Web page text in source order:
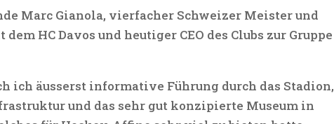
Marc Gianola, vierfacher Schweizer Meister und
HC Davos und heutiger CEO des Clubs zur Gruppe
ich äusserst informative Führung durch das Stadion,
und das sehr gut konzipierte Museum in